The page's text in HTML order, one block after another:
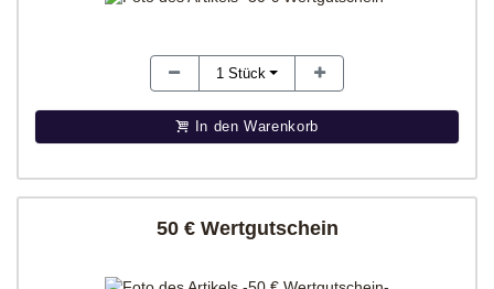
1 Stück
In den Warenkorb
50 € Wertgutschein